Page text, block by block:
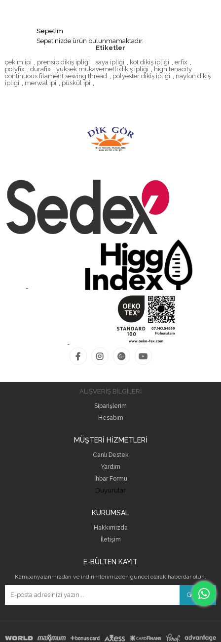
Sepetim
Sepetinizde ürün bulunmamaktadır.
Etiketler
çekim ipi
prensip dikiş ipliği saya ipliği kot dikiş ipliği erfix
polyfix
durafix yüksek mukavemetli dikiş ipliği
high tenacity
continuous filament sewing thread
polyester dikiş ipliği
naylon dikiş
ipliği
merwal ipi püskül ipi
-
-
ALIŞVERİŞ BİLGİLERİ
Siparişlerim
Hesabım
MÜŞTERİ HİZMETLERİ
Canlı Destek
Yardım
İhbar Formu
Duyurular
KURUMSAL
Hakkımızda
İletişim
E-BÜLTEN KAYIT
Kampanyalarımızdan ve indirimlerimizden güncel olarak haberdar olun.
Gönder